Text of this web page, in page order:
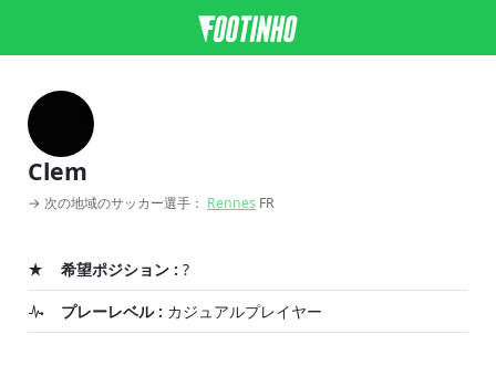
Clem
→ 次の地域のサッカー選手： Rennes FR
希望ポジション : ?
プレーレベル : カジュアルプレイヤー